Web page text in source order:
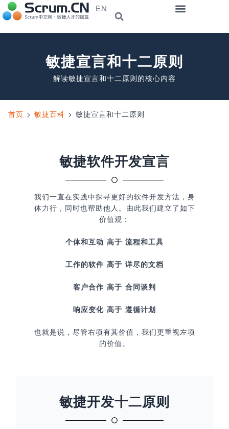
EN
敏捷宣言和十二原则
解读敏捷宣言和十二原则的核心内容
首页 > 敏捷百科 > 敏捷宣言和十二原则
敏捷软件开发宣言
我们一直在实践中探寻更好的软件开发方法，身
体力行，同时也帮助他人。由此我们建立了如下
价值观：
个体和互动 高于 流程和工具
工作的软件 高于 详尽的文档
客户合作 高于 合同谈判
响应变化 高于 遵循计划
也就是说，尽管右项有其价值，我们更重视左项
的价值。
敏捷开发十二原则